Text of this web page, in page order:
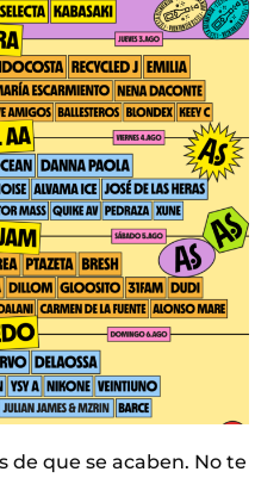
de que se acaben. No te